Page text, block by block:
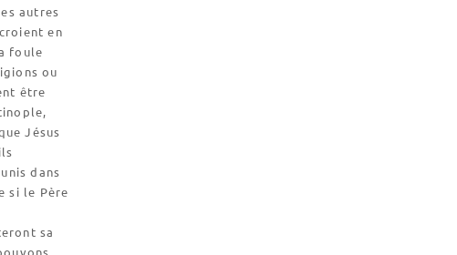
autres
en
foule
ou
être
Jésus
dans
si le Père
sa